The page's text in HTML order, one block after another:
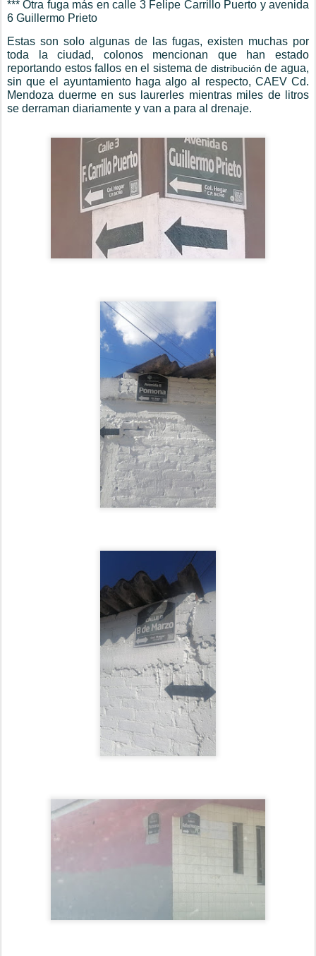
*** Otra fuga más en calle 3 Felipe Carrillo Puerto y avenida
6 Guillermo Prieto
Estas son solo algunas de las fugas, existen muchas por
toda la ciudad, colonos mencionan que han estado
reportando estos fallos en el sistema de distribución de agua,
sin que el ayuntamiento haga algo al respecto, CAEV Cd.
Mendoza duerme en sus laurerles mientras miles de litros
se derraman diariamente y van a para al drenaje.